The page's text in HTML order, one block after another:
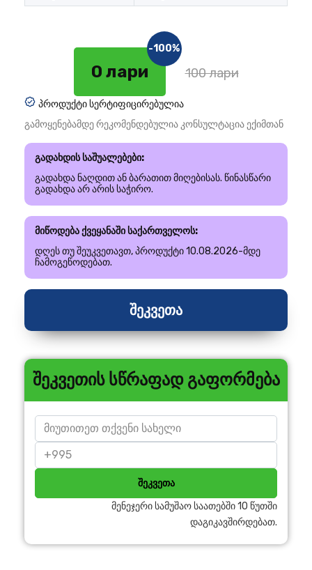
0 лари
-100%
100 лари
პროდუქტი სერტიფიცირებულია
გამოყენებამდე რეკომენდებულია კონსულტაცია ექიმთან
გადახდის საშუალებები:
გადახდა ნაღდით ან ბარათით მიღებისას. წინასწარი
გადახდა არ არის საჭირო.
მიწოდება ქვეყანაში საქართველოს:
დღეს თუ შეუკვეთავთ, პროდუქტი 10.08.2026-მდე
ჩამოგეწოდებათ.
შეკვეთა
შეკვეთის სწრაფად გაფორმება
შეკვეთა
მენეჯერი სამუშაო საათებში 10 წუთში
დაგიკავშირდებათ.